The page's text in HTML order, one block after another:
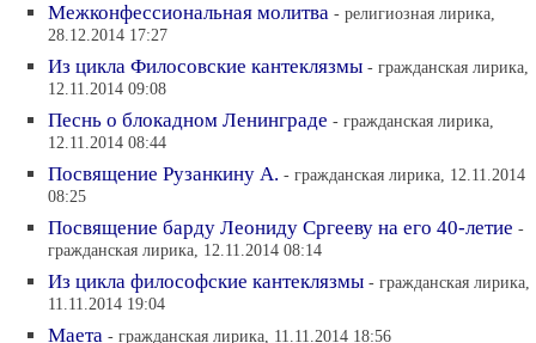
Межконфессиональная молитва - религиозная лирика,
28.12.2014 17:27
Из цикла Филосовские кантеклязмы - гражданская лирика,
12.11.2014 09:08
Песнь о блокадном Ленинграде - гражданская лирика,
12.11.2014 08:44
Посвящение Рузанкину А. - гражданская лирика, 12.11.2014
08:25
Посвящение барду Леониду Сргееву на его 40-летие -
гражданская лирика, 12.11.2014 08:14
Из цикла философские кантеклязмы - гражданская лирика,
11.11.2014 19:04
Маета - гражданская лирика, 11.11.2014 18:56